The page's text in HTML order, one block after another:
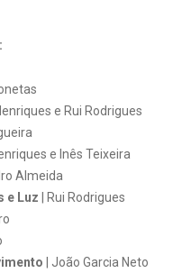
e Rui Rodrigues
e Inês Teixeira
Almeida
e Luz | Rui Rodrigues
| João Garcia Neto